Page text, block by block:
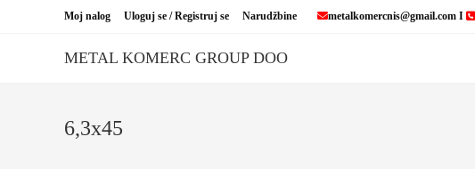
Moj nalog Uloguj se / Registruj se Narudžbine metalkomercnis@gmail.com I
METAL KOMERC GROUP DOO
6,3x45